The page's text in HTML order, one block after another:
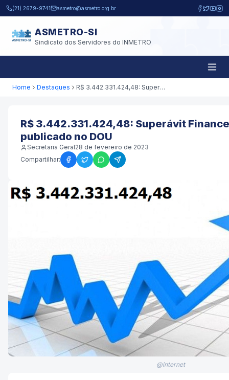
Pular para o conteúdo principal
(21) 2679-9741 asmetro@asmetro.org.br
ASMETRO-SI
Sindicato dos Servidores do INMETRO
Home Destaques R$ 3.442.331.424,48: Superávit Financeiro do Inmetro publicado no DOU
R$ 3.442.331.424,48: Superávit
publicado no DOU
Secretaria Geral28 de fevereiro de 2023
Compartilhar:
@internet